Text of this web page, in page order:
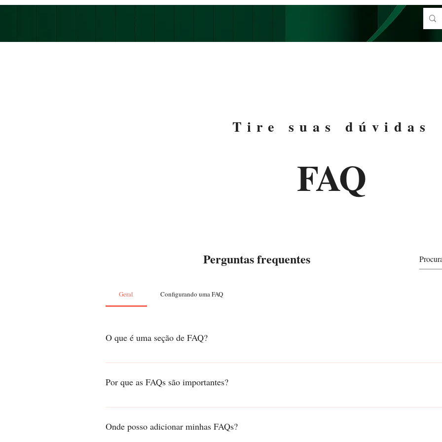
Tire suas dúvidas
FAQ
Perguntas frequentes
Geral Configurando uma FAQ
O que é uma seção de FAQ?
Uma seção de FAQ pode ser usada para responder rapidamente a perguntas comuns sobre seu negócio
Por que as FAQs são importantes?
As FAQs são uma ótima maneira de ajudar os visitantes do site a encontrar respostas rápidas e criar uma
Onde posso adicionar minhas FAQs?